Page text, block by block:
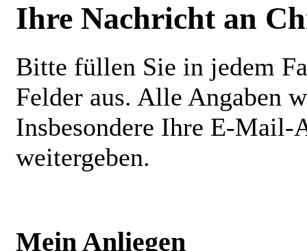
Ihre Nachricht an
Bitte füllen Sie in jedem
Felder aus. Alle Angaben
Insbesondere Ihre E-Mail-
weitergeben.
Mein Anliegen